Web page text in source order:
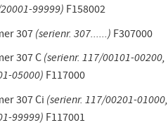
99999) F158002
307 (serienr. 307......) F307000
307 C(serienr. 117/00101-00200,
05000) F117000
307 Ci (serienr. 117/00201-01000,
99999) F117001